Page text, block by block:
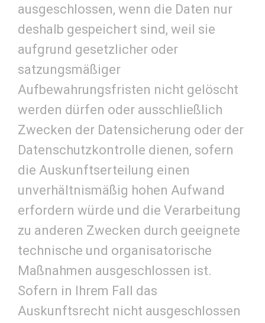
ausgeschlossen, wenn die Daten nur
deshalb gespeichert sind, weil sie
aufgrund gesetzlicher oder
satzungsmäßiger
Aufbewahrungsfristen nicht gelöscht
werden dürfen oder ausschließlich
Zwecken der Datensicherung oder der
Datenschutzkontrolle dienen, sofern
die Auskunftserteilung einen
unverhältnismäßig hohen Aufwand
erfordern würde und die Verarbeitung
zu anderen Zwecken durch geeignete
technische und organisatorische
Maßnahmen ausgeschlossen ist.
Sofern in Ihrem Fall das
Auskunftsrecht nicht ausgeschlossen